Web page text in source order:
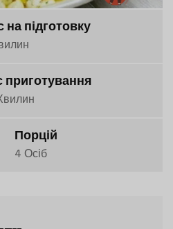
на підготовку
приготування
Порцій
4 Осіб